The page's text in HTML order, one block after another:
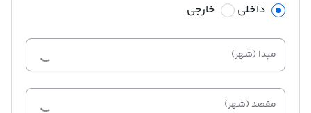
داخلی خارجی
مبدا (شهر)
مقصد (شهر)